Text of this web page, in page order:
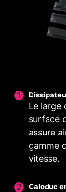
Le large
surface
assure
gamme
vitesse.
Caloduc
Z790
charge